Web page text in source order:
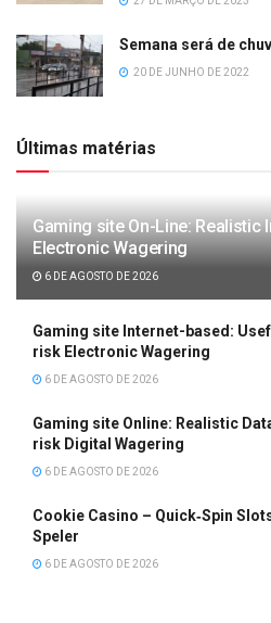
Semana será de
20 DE JUNHO DE 2022
Últimas matérias
Gaming site On-Line:
Electronic Wagering
6 DE AGOSTO DE 2026
Gaming site Internet-based:
risk Electronic Wagering
6 DE AGOSTO DE 2026
Gaming site Online: Realistic
risk Digital Wagering
6 DE AGOSTO DE 2026
Cookie Casino – Quick‑Spin
Speler
6 DE AGOSTO DE 2026